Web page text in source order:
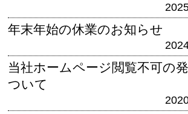
年末年始の休業のお知らせ
当社ホームページ閲覧不可の
ついて